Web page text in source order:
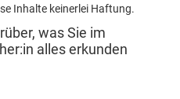
Inhalte keinerlei Haftung.
was Sie im
alles erkunden